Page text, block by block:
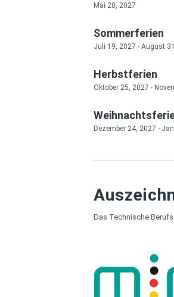
Mai 28, 2027
Sommerferien
Juli 19, 2027 - August
Herbstferien
Oktober 25, 2027 -
Dezember 24, 2027 -
Das Technische